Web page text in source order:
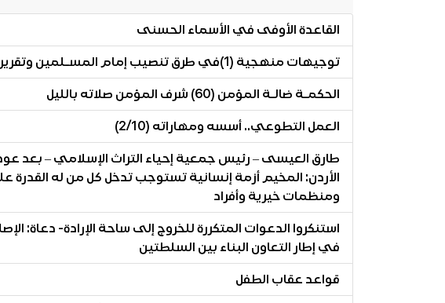
القاعدة الأوفى في الأسماء الحسنى
توجيهات منهجية (1)في طرق تنصيب إمام المسـلمين وتقرير وجوب الطاعة وبذل النصيحة
الحكمـة ضالـة المؤمن (60) شرف المؤمن صلاته بالليل
العمل التطوعي.. أسسه ومهاراته (2/10)
طارق العيسى – رئيس جمعية إحياء التراث الإسلامي – بعد
الأردن: المخيم أزمة إنسانية تستوجب تدخل كل من له القدرة
ومنظمات خيرية وأفراد
استنكروا الدعوات المتكررة للخروج إلى ساحة الإرادة- دعاة:
في إطار التعاون البناء بين السلطتين
قواعد عقاب الطفل